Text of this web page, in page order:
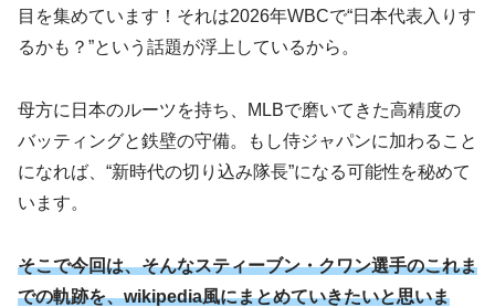
目を集めています！それは2026年WBCで“日本代表入りす
るかも？”という話題が浮上しているから。
母方に日本のルーツを持ち、MLBで磨いてきた高精度の
バッティングと鉄壁の守備。もし侍ジャパンに加わること
になれば、“新時代の切り込み隊長”になる可能性を秘めて
います。
そこで今回は、そんなスティーブン・クワン選手のこれま
での軌跡を、wikipedia風にまとめていきたいと思いま